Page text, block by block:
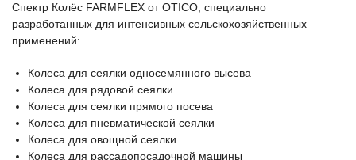
Спектр Колёс FARMFLEX от OTICO, специально
разработанных для интенсивных сельскохозяйственных
применений:
Колеса для сеялки односемянного высева
Колеса для рядовой сеялки
Колеса для сеялки прямого посева
Колеса для пневматической сеялки
Колеса для овощной сеялки
Колеса для рассадопосадочной машины